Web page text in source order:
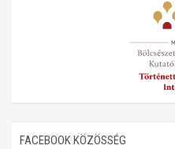
FACEBOOK KÖZÖSSÉG